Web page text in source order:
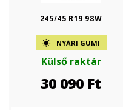
245/45 R19 98W
NYÁRI GUMI
Külső raktár
30 090 Ft